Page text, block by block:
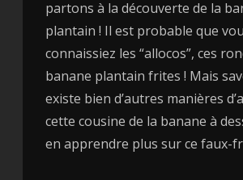
partons à la découverte de la
plantain ! Il est probable que
connaissiez les “allocos”, ces
banane plantain frites ! Mais
existe bien d’autres manières
cette cousine de la banane à
en apprendre plus sur ce faux-